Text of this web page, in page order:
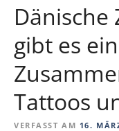
o
n
K
f
o
Dänische
gibt es
Tattoos
VERFASST AM 16.